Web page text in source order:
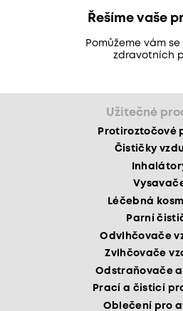
Řešíme vaše
Pomůžeme vám
zdravotních
Užitečné
Protiroztočové
Čističky
Léčebná
Parní
Odvlhčovače
Zvlhčovače
Odstraňovače
Prací a čisticí
Oblečení pro